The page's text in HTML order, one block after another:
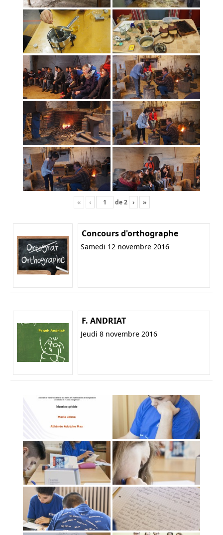
« ‹ de2 › »
Concours d'orthographe
Samedi 12 novembre 2016
F. ANDRIAT
Jeudi 8 novembre 2016